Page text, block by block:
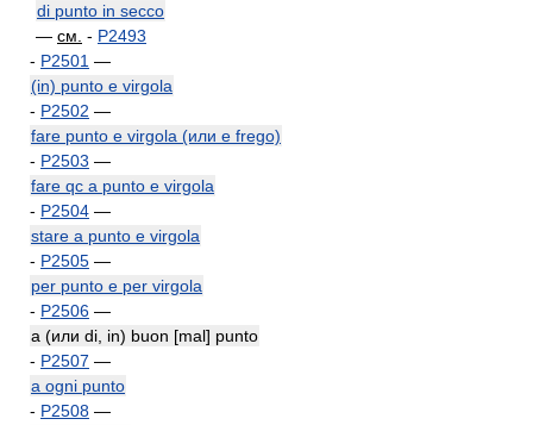
di punto in secco
— см. - P2493
- P2501 —
(in) punto e virgola
- P2502 —
fare punto e virgola (или e frego)
- P2503 —
fare qc a punto e virgola
- P2504 —
stare a punto e virgola
- P2505 —
per punto e per virgola
- P2506 —
a (или di, in) buon [mal] punto
- P2507 —
a ogni punto
- P2508 —